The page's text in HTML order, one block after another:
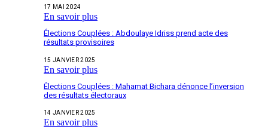
17 MAI 2024
En savoir plus
Élections Couplées : Abdoulaye Idriss prend acte des
résultats provisoires
15 JANVIER 2025
En savoir plus
Élections Couplées : Mahamat Bichara dénonce l’inversion
des résultats électoraux
14 JANVIER 2025
En savoir plus